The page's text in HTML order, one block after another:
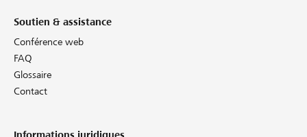
Soutien & assistance
Conférence web
FAQ
Glossaire
Contact
Informations juridiques